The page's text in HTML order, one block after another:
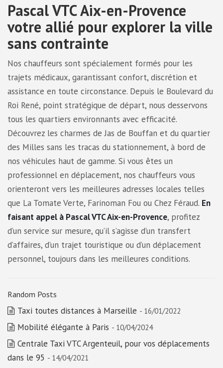
Pascal VTC Aix-en-Provence
votre allié pour explorer la ville
sans contrainte
Nos chauffeurs sont spécialement formés pour les
trajets médicaux, garantissant confort, discrétion et
assistance en toute circonstance. Depuis le Boulevard du
Roi René, point stratégique de départ, nous desservons
tous les quartiers environnants avec efficacité.
Découvrez les charmes de Jas de Bouffan et du quartier
des Milles sans les tracas du stationnement, à bord de
nos véhicules haut de gamme. Si vous êtes un
professionnel en déplacement, nos chauffeurs vous
orienteront vers les meilleures adresses locales telles
que La Tomate Verte, Farinoman Fou ou Chez Féraud. En
faisant appel à Pascal VTC Aix-en-Provence, profitez
d’un service sur mesure, qu’il s’agisse d’un transfert
d’affaires, d’un trajet touristique ou d’un déplacement
personnel, toujours dans les meilleures conditions.
Random Posts
Taxi toutes distances à Marseille - 16/01/2022
Mobilité élégante à Paris - 10/04/2024
Centrale Taxi VTC Argenteuil, pour vos déplacements
dans le 95 - 14/04/2021